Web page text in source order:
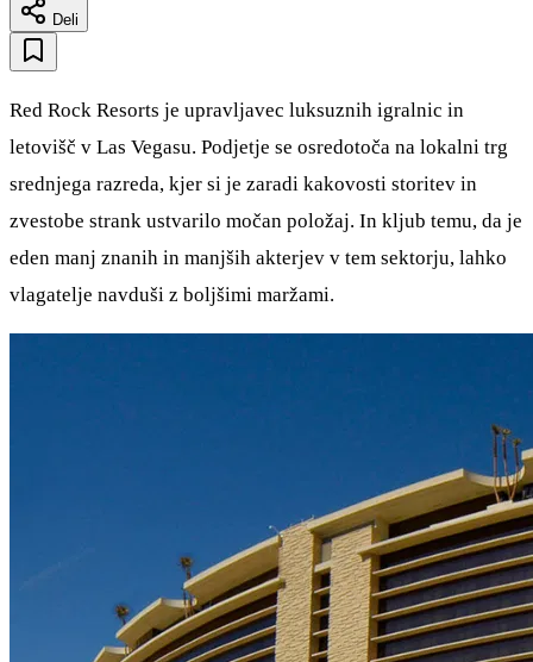
Deli
Red Rock Resorts je upravljavec luksuznih igralnic in
letovišč v Las Vegasu. Podjetje se osredotoča na lokalni trg
srednjega razreda, kjer si je zaradi kakovosti storitev in
zvestobe strank ustvarilo močan položaj. In kljub temu, da je
eden manj znanih in manjših akterjev v tem sektorju, lahko
vlagatelje navduši z boljšimi maržami.